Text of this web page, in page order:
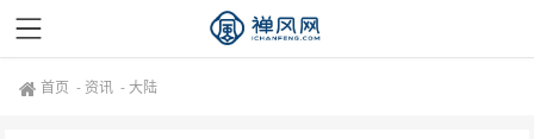
首页 - 资讯 -大陆